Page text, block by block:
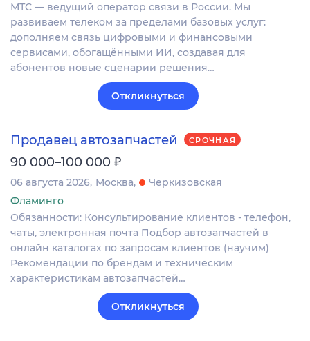
МТС — ведущий оператор связи в России. Мы
развиваем телеком за пределами базовых услуг:
дополняем связь цифровыми и финансовыми
сервисами, обогащёнными ИИ, создавая для
абонентов новые сценарии решения…
Откликнуться
Продавец автозапчастей СРОЧНАЯ
90 000–100 000 ₽
06 августа 2026 Москва
Черкизовская
Фламинго
Обязанности: Консультирование клиентов - телефон,
чаты, электронная почта Подбор автозапчастей в
онлайн каталогах по запросам клиентов (научим)
Рекомендации по брендам и техническим
характеристикам автозапчастей…
Откликнуться